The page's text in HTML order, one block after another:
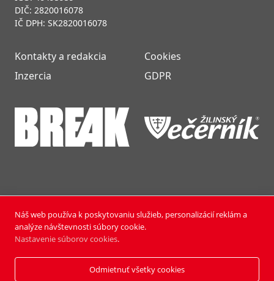
DIČ: 2820016078
IČ DPH: SK2820016078
Kontakty a redakcia
Inzercia
Cookies
GDPR
NOVÝ ČAS NEDEĽA © 2024 | PUBLISHING HOUSE, a.s.,
Všetky práva vyhradené.
Vyrobili:Pixmark
Náš web používa k poskytovaniu služieb, personalizácií reklám a
analýze návštevnosti súbory cookie.
Nastavenie súborov cookies.
Odmietnuť všetky cookies